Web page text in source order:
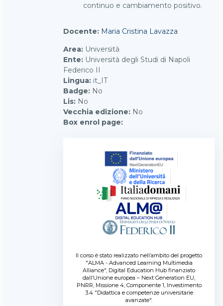
continuo e cambiamento positivo.
Docente: Maria Cristina Lavazza
Area: Università
Ente: Università degli Studi di Napoli
Federico II
Lingua: it_IT
Badge: No
Lis: No
Vecchia edizione: No
Box enrol page:
Il corso è stato realizzato nell’ambito del progetto
"ALMA - Advanced Learning Multimedia
Alliance", Digital Education Hub finanziato
dall’Unione europea – Next Generation EU,
PNRR, Missione 4, Componente 1, Investimento
3.4 "Didattica e competenze universitarie
avanzate".